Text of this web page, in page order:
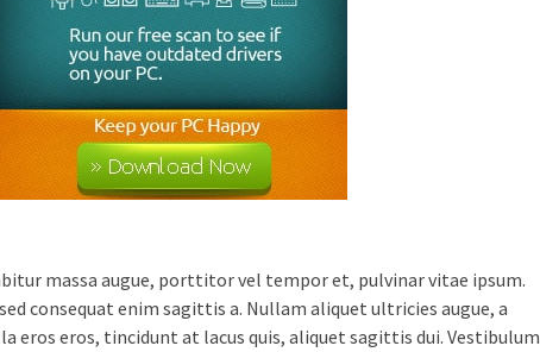
massa augue, porttitor vel tempor et, pulvinar vitae ipsum.
consequat enim sagittis a. Nullam aliquet ultricies augue, a
eros eros, tincidunt at lacus quis, aliquet sagittis dui. Vestibulum